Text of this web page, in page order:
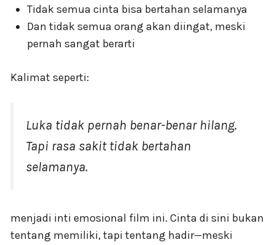
Tidak semua cinta bisa bertahan selamanya
Dan tidak semua orang akan diingat, meski
pernah sangat berarti
Kalimat seperti:
Luka tidak pernah benar-benar hilang.
Tapi rasa sakit tidak bertahan
selamanya.
menjadi inti emosional film ini. Cinta di sini bukan
tentang memiliki, tapi tentang hadir—meski